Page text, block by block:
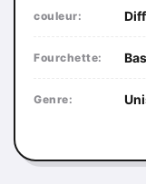
couleur:
Fourchette:
Genre: